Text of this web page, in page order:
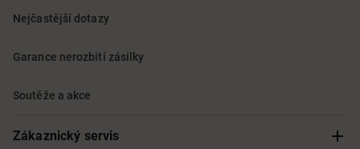
Nejčastější dotazy
Garance nerozbití zásilky
Soutěže a akce
Zákaznický servis